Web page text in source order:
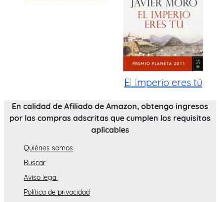
El Imperio eres tú
En calidad de Afiliado de Amazon, obtengo ingresos
por las compras adscritas que cumplen los requisitos
aplicables
Quiénes somos
Buscar
Aviso legal
Política de privacidad